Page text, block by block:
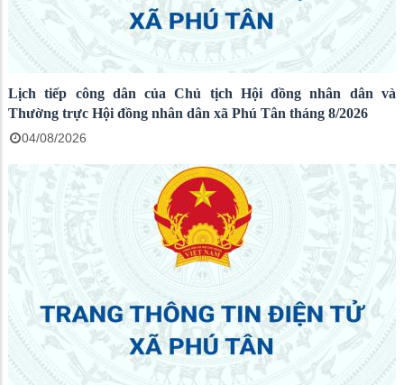
Lịch tiếp công dân của Chủ tịch Hội đồng nhân dân và
Thường trực Hội đồng nhân dân xã Phú Tân tháng 8/2026
04/08/2026